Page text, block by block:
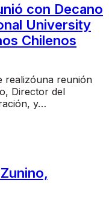
con Decano
University
Chilenos
realizóuna reunión
Director del
y…